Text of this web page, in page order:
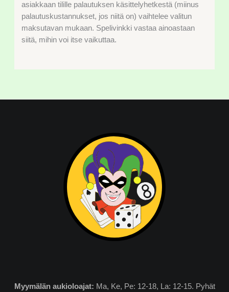
asiakkaan tilille palautuksen käsittelyhetkestä (miinus
palautuskustannukset, jos niitä on) vaihtelee valitun
maksutavan mukaan. Spelivinkki vastaa ainoastaan
siitä, mihin voi itse vaikuttaa.
Myymälän aukioloajat: Ma, Ke, Pe: 12-18, La: 12-15. Pyhät